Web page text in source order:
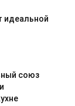
идеальной
союз